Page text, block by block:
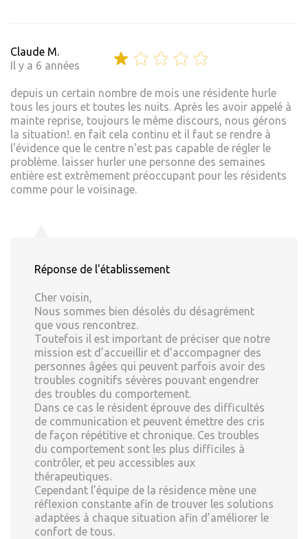
Claude M.
Il y a 6 années
depuis un certain nombre de mois une résidente hurle
tous les jours et toutes les nuits. Après les avoir appelé à
mainte reprise, toujours le même discours, nous gérons
la situation!. en fait cela continu et il faut se rendre à
l'évidence que le centre n'est pas capable de régler le
problème. laisser hurler une personne des semaines
entière est extrêmement préoccupant pour les résidents
comme pour le voisinage.
Réponse de l'établissement
Cher voisin,
Nous sommes bien désolés du désagrément
que vous rencontrez.
Toutefois il est important de préciser que notre
mission est d’accueillir et d’accompagner des
personnes âgées qui peuvent parfois avoir des
troubles cognitifs sévères pouvant engendrer
des troubles du comportement.
Dans ce cas le résident éprouve des difficultés
de communication et peuvent émettre des cris
de façon répétitive et chronique. Ces troubles
du comportement sont les plus difficiles à
contrôler, et peu accessibles aux
thérapeutiques.
Cependant l’équipe de la résidence mène une
réflexion constante afin de trouver les solutions
adaptées à chaque situation afin d’améliorer le
confort de tous.